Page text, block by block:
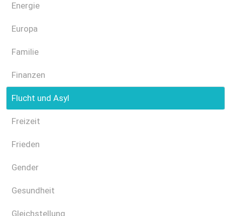
Energie
Europa
Familie
Finanzen
Flucht und Asyl
Freizeit
Frieden
Gender
Gesundheit
Gleichstellung